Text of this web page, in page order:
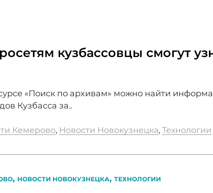
кузбассовцы смогут
«Поиск по архивам» можно найти
Кузбасса за..
Кемерово, Новости Новокузнецка, Технологии
, НОВОСТИ НОВОКУЗНЕЦКА, ТЕХНОЛОГИИ